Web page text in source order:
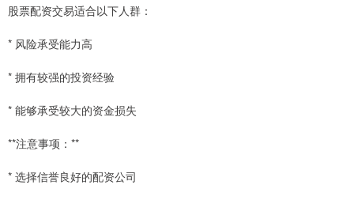
股票配资交易适合以下人群：
* 风险承受能力高
* 拥有较强的投资经验
* 能够承受较大的资金损失
**注意事项：**
* 选择信誉良好的配资公司